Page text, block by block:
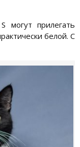
могут прилегать
белой. С